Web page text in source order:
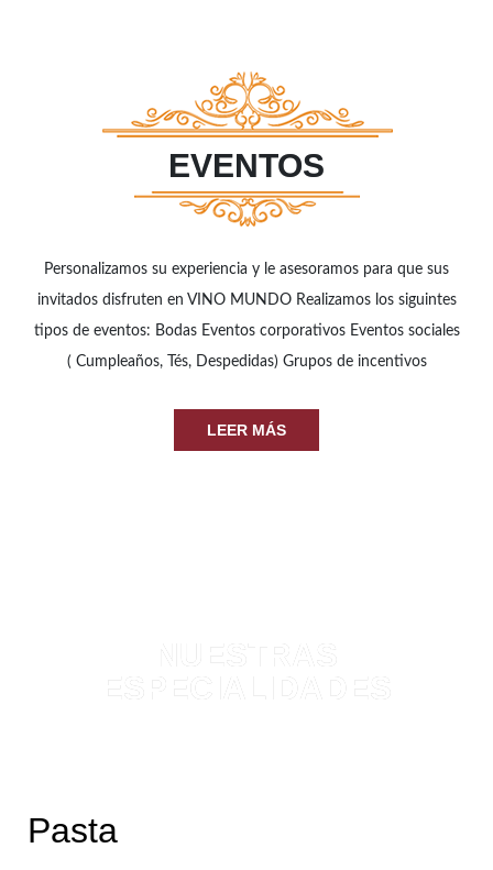
EVENTOS
Personalizamos su experiencia y le asesoramos para que sus
invitados disfruten en VINO MUNDO Realizamos los siguintes
tipos de eventos: Bodas Eventos corporativos Eventos sociales
( Cumpleaños, Tés, Despedidas) Grupos de incentivos
LEER MÁS
Pasta